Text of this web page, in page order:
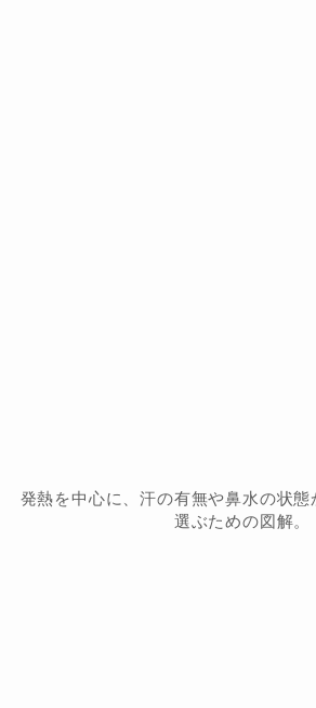
発熱を中心に、汗の有無や鼻水の状
選ぶための図解。